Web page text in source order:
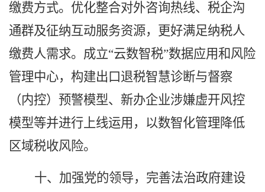
缴费方式。优化整合对外咨询热线、税企沟
通群及征纳互动服务资源，更好满足纳税人
缴费人需求。 成立“云数智税”数据应用和风险
管理中心，构建出口退税智慧诊断与督察
（内控）预警模型、新办企业涉嫌虚开风控
模型等并进行上线运用，以数智化管理降低
区域税收风险。
十、加强党的领导，完善法治政府建设